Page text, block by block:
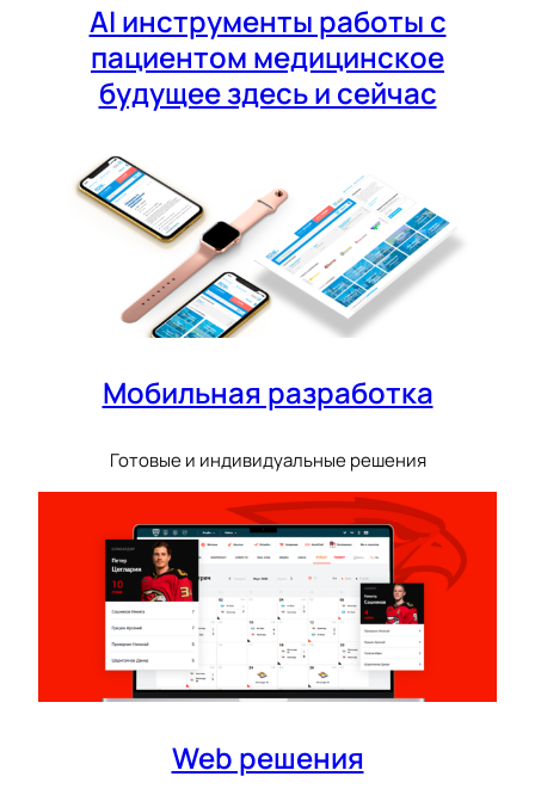
AI инструменты работы с
пациентом медицинское
будущее здесь и сейчас
Мобильная разработка
Готовые и индивидуальные решения
Web решения